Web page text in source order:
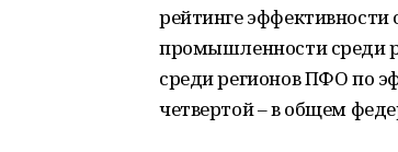
рейтинге эффективности
промышленности среди
среди регионов ПФО по
четвертой – в общем